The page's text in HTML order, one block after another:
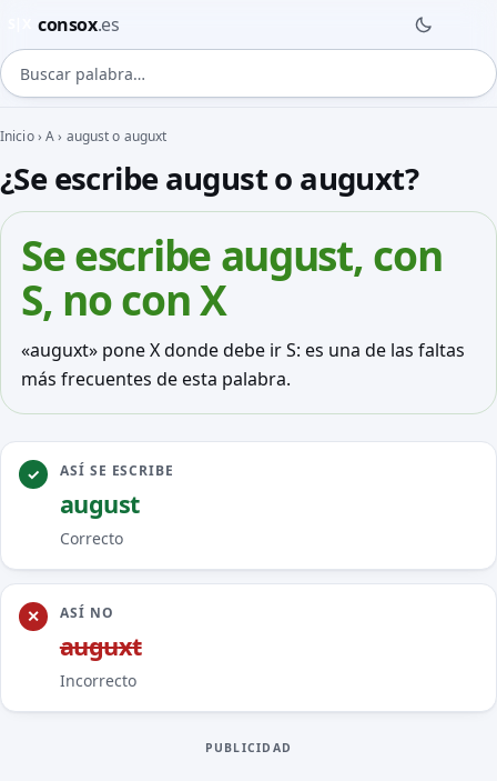
consox.es
Buscar palabra
Inicio›A› august o auguxt
¿Se escribe august o auguxt?
Se escribeaugust, con
S, no con X
«auguxt» pone X donde debe ir S: es una de las faltas
más frecuentes de esta palabra.
ASÍ SE ESCRIBE
august
Correcto
ASÍ NO
auguxt
Incorrecto
PUBLICIDAD